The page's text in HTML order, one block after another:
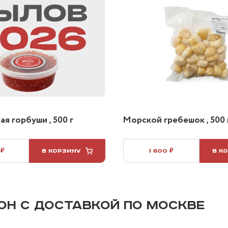
горбуши , 500 г
В КОРЗИНУ
Морской гребешок , 500
1 600 ₽ В
С ДОСТАВКОЙ ПО МОСКВЕ